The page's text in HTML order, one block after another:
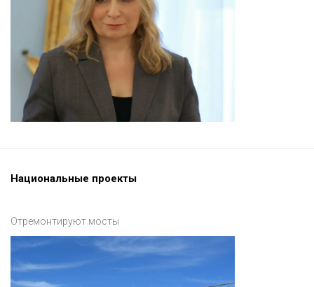
Национальные проекты
Отремонтируют мосты